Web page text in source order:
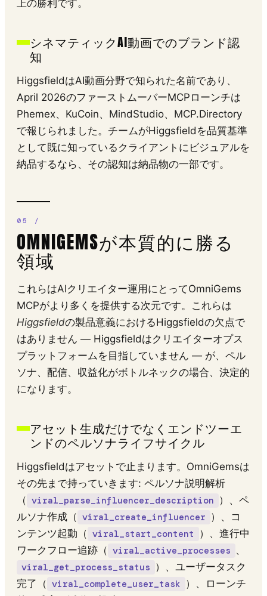
上の勝利です。
シネマティックAI動画でのブランド認
知
HiggsfieldはAI動画分野で知られた名前であり、
April 2026のファーストムーバーMCPローンチは
Phemex、KuCoin、MindStudio、MCP.Directory
で報じられました。チームがHiggsfieldを品質基準
として既に知っているクライアントにビジュアルを
納品するなら、その認知は納品物の一部です。
OMNIGEMSが本質的に勝る
領域
これらはAIクリエイター運用にとってOmniGems
MCPがより多くを提供する次元です。これらは
Higgsfieldの製品意義におけるHiggsfieldの欠点で
はありません — Higgsfieldはクリエイターオプス
プラットフォームを目指していません — が、ペル
ソナ、配信、収益化がボトルネックの場合、決定的
になります。
アセット生成だけでなくエンドツーエ
ンドのペルソナライフサイクル
Higgsfieldはアセットで止まります。OmniGemsは
その先まで持っていきます: ペルソナ説明解析
（ viral_parse_influencer_description ）、ペ
ルソナ作成（ viral_create_influencer ）、コ
ンテンツ起動（ viral_start_content ）、進行中
ワークフロー追跡（ viral_active_processes 、
viral_get_process_status ）、ユーザータスク
完了（ viral_complete_user_task ）、ローンチ